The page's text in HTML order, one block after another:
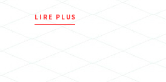
LIRE PLUS